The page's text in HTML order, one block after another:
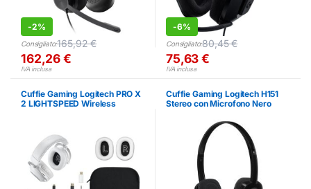
-2%
Consigliato:165,92€
162,26€
IVA inclusa
-6%
Consigliato:80,45€
75,63€
IVA inclusa
Cuffie Gaming Logitech PRO X
2 LIGHTSPEED Wireless
Cuffie Gaming Logitech H151
Stereo con Microfono Nero